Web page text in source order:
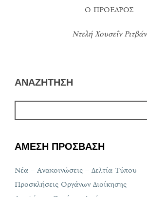
Ο ΠΡΟΕΔΡΟΣ
Ντελή Χουσεΐν Ριτβάν
ΑΝΑΖΗΤΗΣΗ
ΑΜΕΣΗ ΠΡΟΣΒΑΣΗ
Νέα – Ανακοινώσεις – Δελτία Τύπου
Προσκλήσεις Οργάνων Διοίκησης